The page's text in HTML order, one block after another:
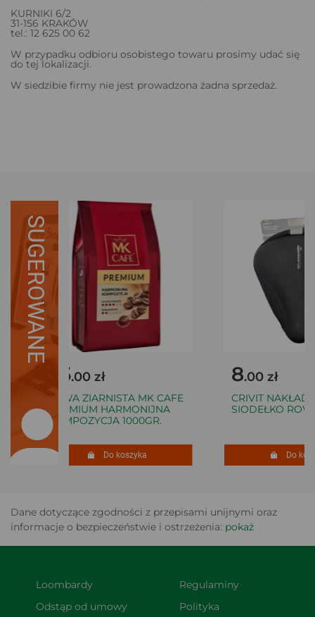
KURNIKI 6/2
31-156 KRAKÓW
tel.: 12 625 00 62
W przypadku odbioru osobistego towaru prosimy udać się
do tej lokalizacji.
W siedzibie firmy nie jest prowadzona żadna sprzedaż.
SUGEROWANE
.00 zł
KAWA ZIARNISTA MK CAFE
PREMIUM HARMONIJNA
KOMPOZYCJA 1000GR.
Do koszyka
8.00 zł
CRIVIT
SIODEŁKO
Do
Dane dotyczące zgodności z przepisami unijnymi oraz
informacje o bezpieczeństwie i ostrzeżenia: pokaż
Loombardy
Odstąp od umowy
Regulaminy
Polityka